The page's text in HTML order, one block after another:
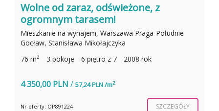
Kawalerka z wyposażeniem, wolna od
września!
Mieszkanie na wynajem, Warszawa Praga-Południe,
Bliska
25 m
1 pokoi 4 piętro z 10 2022 rok
2 590,00 PLN/104,00 PLN /m
Nr oferty: OP523520 SZCZEGÓŁY